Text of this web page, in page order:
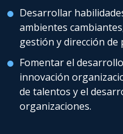
Desarrollar
ambientes
gestión y dirección de
Fomentar el
innovación
de talentos y el
organizaciones.